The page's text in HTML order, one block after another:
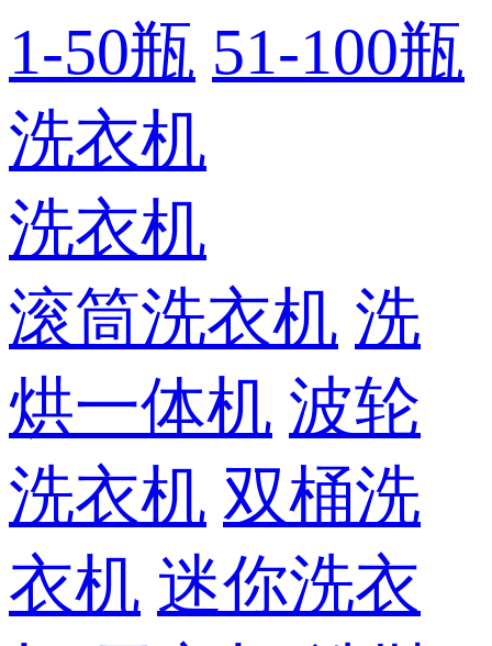
1-50瓶 51-100瓶
洗衣机
洗衣机
滚筒洗衣机 洗
烘一体机 波轮
洗衣机 双桶洗
衣机 迷你洗衣